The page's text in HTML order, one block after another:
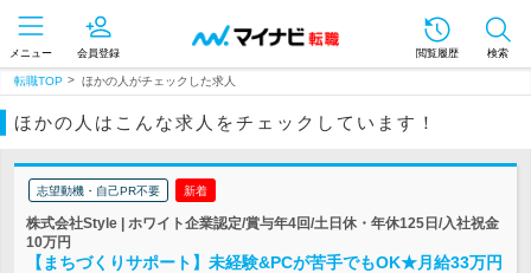
メニュー 会員登録 閲覧履歴 検索
転職TOP ほかの人がチェックした求人
ほかの人はこんな求人をチェックしています！
志望動機・自己PR不要 新着
株式会社Style | ホワイト企業認定/賞与年4回/土日休・年休125日/入社祝金
10万円
【まちづくりサポート】未経験&PCが苦手でもOK★月給33万円